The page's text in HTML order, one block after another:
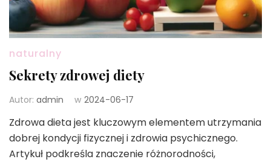
naturalny
Sekrety zdrowej diety
Autor: admin w 2024-06-17
Zdrowa dieta jest kluczowym elementem utrzymania
dobrej kondycji fizycznej i zdrowia psychicznego.
Artykuł podkreśla znaczenie różnorodności,